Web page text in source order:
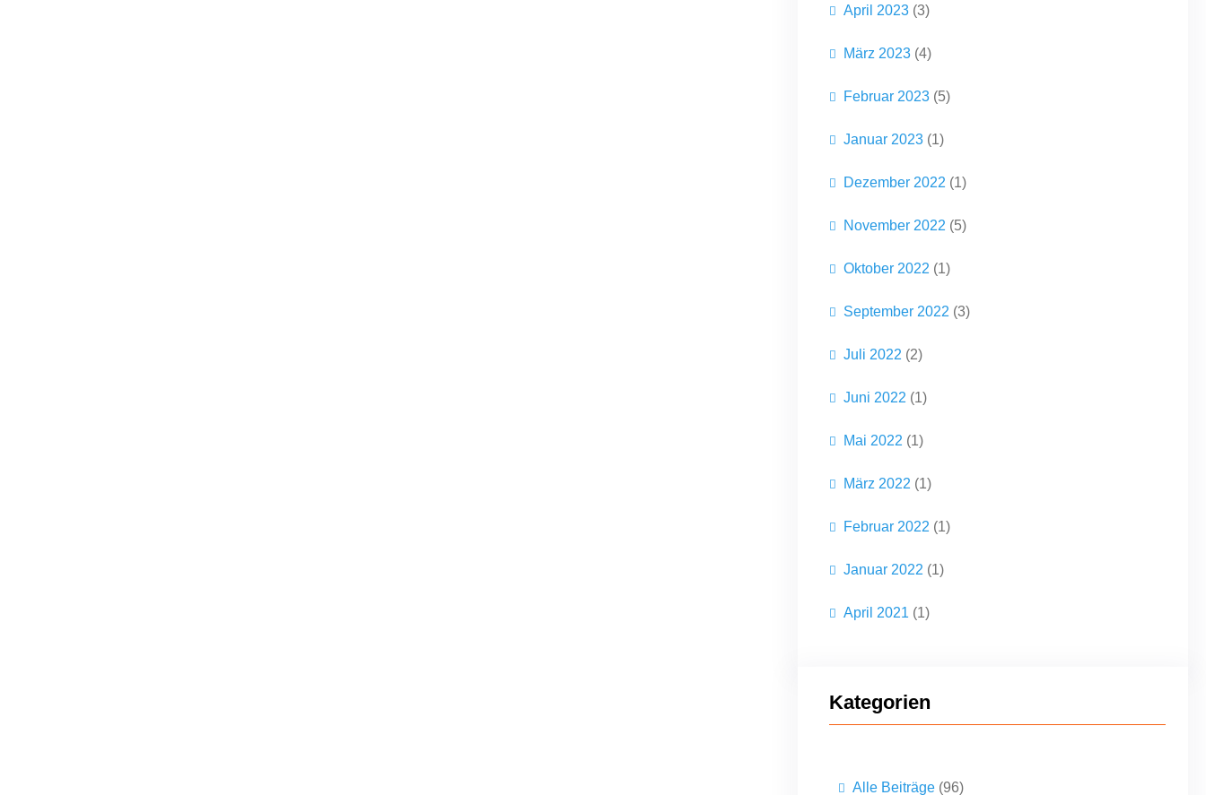
April 2023 (3)
März 2023 (4)
Februar 2023 (5)
Januar 2023 (1)
Dezember 2022 (1)
November 2022 (5)
Oktober 2022 (1)
September 2022 (3)
Juli 2022 (2)
Juni 2022 (1)
Mai 2022 (1)
März 2022 (1)
Februar 2022 (1)
Januar 2022 (1)
April 2021 (1)
Kategorien
Alle Beiträge (96)